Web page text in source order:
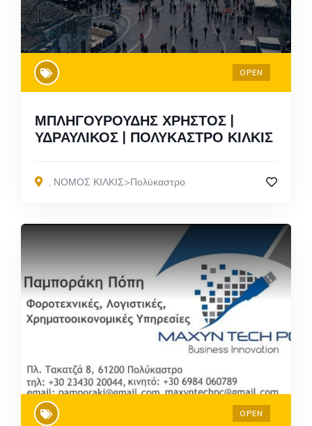
OPEN
ΜΠΛΗΓΟΥΡΟΥΔΗΣ ΧΡΗΣΤΟΣ |
ΥΔΡΑΥΛΙΚΟΣ | ΠΟΛΥΚΑΣΤΡΟ ΚΙΛΚΙΣ
, ΝΟΜΟΣ ΚΙΛΚΙΣ>Πολύκαστρο
OPEN